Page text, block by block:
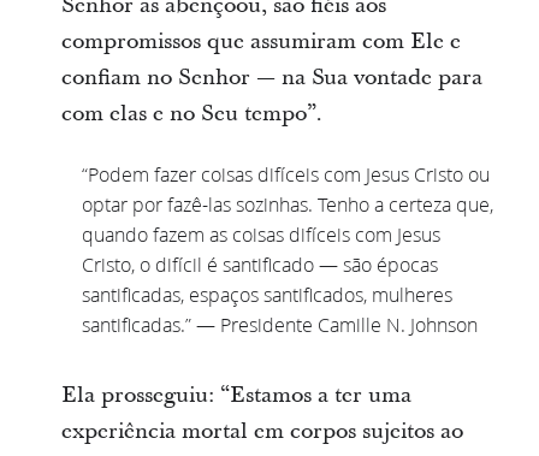
compromissos que assumiram com Ele e
confiam no Senhor — na Sua vontade para
com elas e no Seu tempo”.
“Podem fazer coisas difíceis com Jesus Cristo ou
optar por fazê-las sozinhas. Tenho a certeza que,
quando fazem as coisas difíceis com Jesus
Cristo, o difícil é santificado — são épocas
santificadas, espaços santificados, mulheres
santificadas.” — Presidente Camille N. Johnson
Ela prosseguiu: “Estamos a ter uma
experiência mortal em corpos sujeitos ao